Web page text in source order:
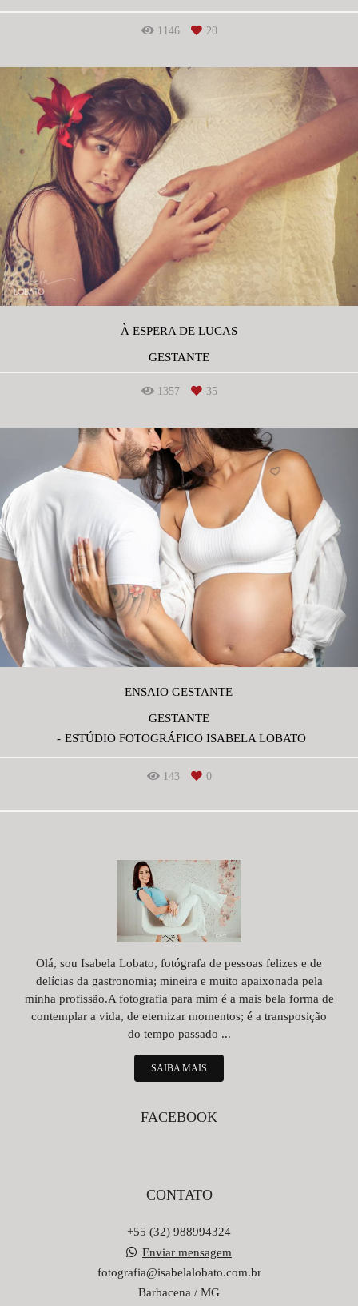
1146 20
À ESPERA DE LUCAS
GESTANTE
1357 35
ENSAIO GESTANTE
GESTANTE
ESTÚDIO FOTOGRÁFICO ISABELA LOBATO
143 0
Olá, sou Isabela Lobato, fotógrafa de pessoas felizes e de
delícias da gastronomia; mineira e muito apaixonada pela
minha profissão.A fotografia para mim é a mais bela forma de
contemplar a vida, de eternizar momentos; é a transposição
do tempo passado ...
SAIBA MAIS
FACEBOOK
CONTATO
+55 (32) 988994324
Enviar mensagem
fotografia@isabelalobato.com.br
Barbacena / MG